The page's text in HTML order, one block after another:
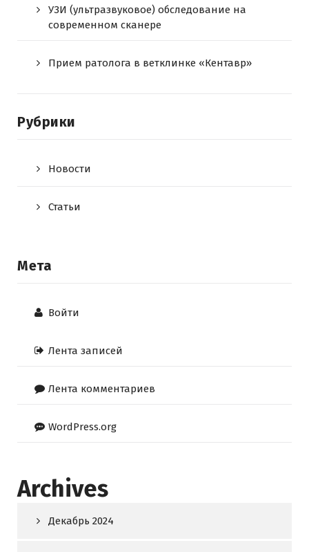
УЗИ (ультразвуковое) обследование на
современном сканере
Прием ратолога в ветклинке «Кентавр»
Рубрики
Новости
Статьи
Мета
Войти
Лента записей
Лента комментариев
WordPress.org
Archives
Декабрь 2024